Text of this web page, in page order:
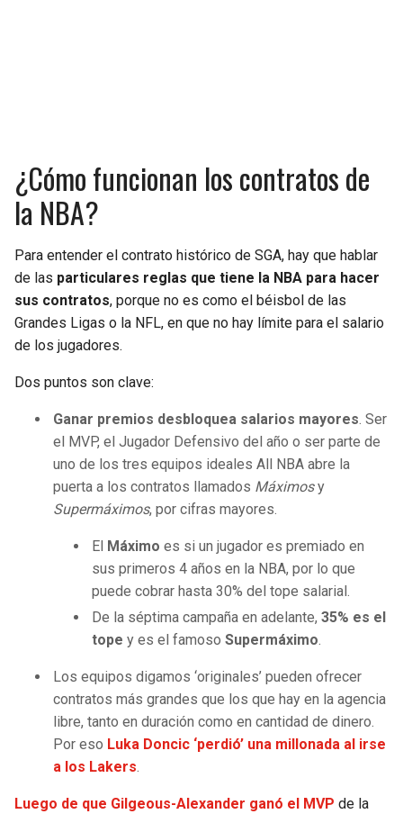
PANTHERS
SAINTS
BUCCANEERS
JAZZ
¿Cómo funcionan los contratos de
la NBA?
Para entender el contrato histórico de SGA, hay que hablar
de las particulares reglas que tiene la NBA para hacer
sus contratos, porque no es como el béisbol de las
Grandes Ligas o la NFL, en que no hay límite para el salario
de los jugadores.
Dos puntos son clave:
Ganar premios desbloquea salarios mayores. Ser
el MVP, el Jugador Defensivo del año o ser parte de
uno de los tres equipos ideales All NBA abre la
puerta a los contratos llamados Máximosy
Supermáximos, por cifras mayores.
El Máximoes si un jugador es premiado en
sus primeros 4 años en la NBA, por lo que
puede cobrar hasta 30% del tope salarial.
De la séptima campaña en adelante,35% es el
tope y es el famosoSupermáximo
Los equipos digamos ‘originales’ pueden ofrecer
contratos más grandes que los que hay en la agencia
libre, tanto en duración como en cantidad de dinero.
Por eso Luka Doncic ‘perdió’ una millonada al irse
a los Lakers
Luego de que Gilgeous-Alexander ganó el MVP de la